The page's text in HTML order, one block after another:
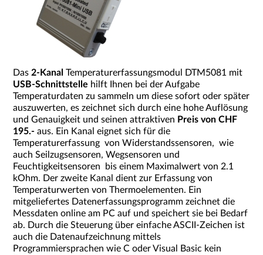
Das 2-Kanal Temperaturerfassungsmodul DTM5081 mit
USB-Schnittstelle hilft Ihnen bei der Aufgabe
Temperaturdaten zu sammeln um diese sofort oder später
auszuwerten, es zeichnet sich durch eine hohe Auflösung
und Genauigkeit und seinen attraktiven Preis von CHF
195.- aus. Ein Kanal eignet sich für die
Temperaturerfassung von Widerstandssensoren, wie
auch Seilzugsensoren, Wegsensoren und
Feuchtigkeitsensoren bis einem Maximalwert von 2.1
kOhm. Der zweite Kanal dient zur Erfassung von
Temperaturwerten von Thermoelementen. Ein
mitgeliefertes Datenerfassungsprogramm zeichnet die
Messdaten online am PC auf und speichert sie bei Bedarf
ab. Durch die Steuerung über einfache ASCII-Zeichen ist
auch die Datenaufzeichnung mittels
Programmiersprachen wie C oder Visual Basic kein